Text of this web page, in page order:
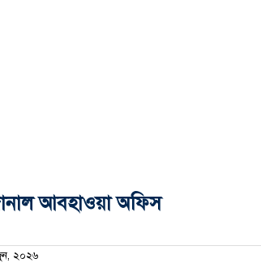
আবহাওয়া অফিস
২০২৬